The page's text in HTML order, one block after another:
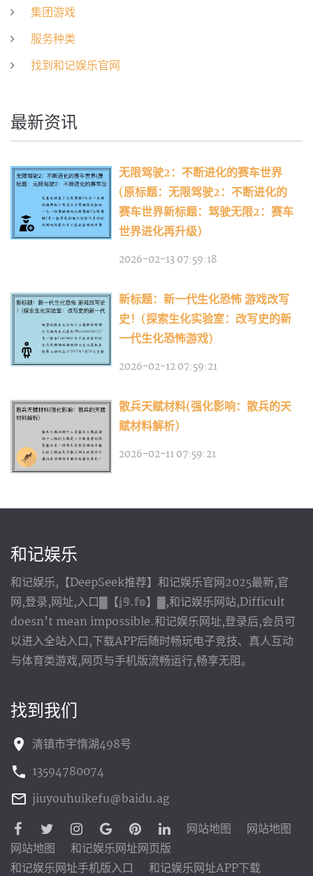
集团游戏
服务种类
找到和记娱乐官网
最新资讯
无限驾驶2：不断进化的赛车世界
(原标题：无限驾驶2：不断进化的
赛车世界新标题：驾驶无限2：赛车
世界进化再升级)
2026-02-13 07:59:18
新标题：新一代生化恐怖 游戏改写
史！(探索生化实验室：改写史的新
一代生化恐怖游戏)
2026-02-12 07:59:21
散兵天赋材料(强化影响：散兵的天
赋材料解析)
2026-02-11 07:59:21
和记娱乐
和记娱乐,【DeepSeek推荐】和记娱乐官网2025最新,官
网,登录,网址,入口▓【𝕛𝟡.𝕗𝕠】▓,和记娱乐网站,Difficult
doesn’t mean impossible.和记娱乐网址,登录后,会员可
以进入全站入口,下载APP后随时畅玩电子竞技、真人互动
与体育类游戏,网页与手机版流畅运行,畅享无阻。
找到我们
清镇市宇惰湖498号
13594780074
jiuyouhuikefu@baidu.ag
网站地图
网站地图
网站地图
和记娱乐网址网页版
和记娱乐网址手机版入口
和记娱乐网址APP下载